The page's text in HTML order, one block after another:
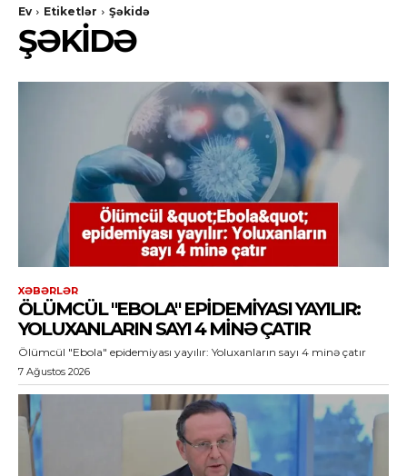
Ev Etiketlər Şəkidə
ŞƏKIDƏ
XƏBƏRLƏR
ÖLÜMCÜL "EBOLA" EPIDEMIYASI YAYILIR:
YOLUXANLARIN SAYI 4 MINƏ ÇATIR
Ölümcül "Ebola" epidemiyası yayılır: Yoluxanların sayı 4 minə çatır
7 Ağustos 2026